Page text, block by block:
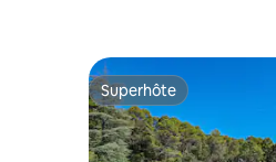
Superhôte
Superhôte